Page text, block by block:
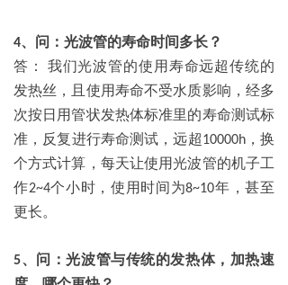
4、问：光波管的寿命时间多长？
答：
我们光波管的使用寿命远超传统的
发热丝，且使用寿命不受水质影响，经多
次按日用管状发热体标准里的寿命测试标
准，反复进行寿命测试，远超10000h，换
个方式计算，每天让使用光波管的机子工
作2~4个小时，使用时间为8~10年，甚至
更长。
5、问：光波管与传统的发热体，加热速